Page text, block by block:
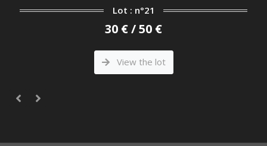
Lot : n°21
30 € / 50 €
View the lot